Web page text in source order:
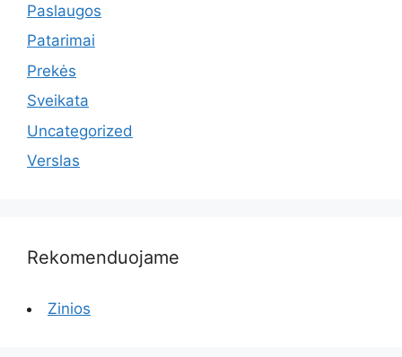
Paslaugos
Patarimai
Prekės
Sveikata
Uncategorized
Verslas
Rekomenduojame
Zinios